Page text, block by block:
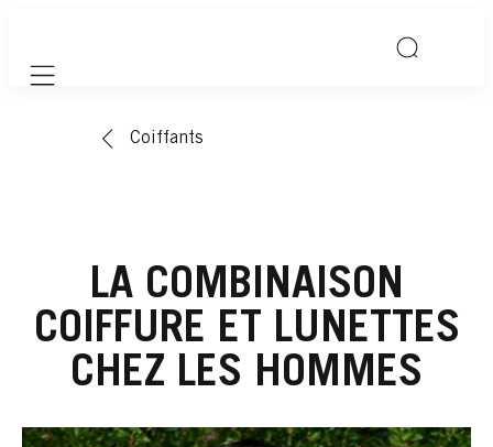
Mobile navigation
Coiffants
LA COMBINAISON
COIFFURE ET LUNETTES
CHEZ LES HOMMES